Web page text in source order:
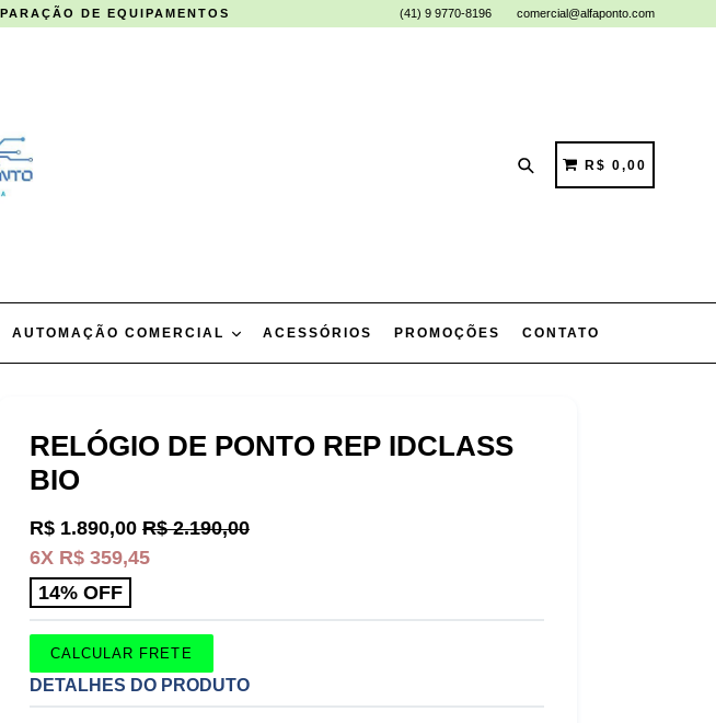
DE EQUIPAMENTOS (41) 9 9770-8196 comercial@alfaponto.com
PesquisarCARRINHO
CARRINHO
R$ 0,00
AUTOMAÇÃO COMERCIAL ACESSÓRIOS PROMOÇÕES CONTATO
RELÓGIO DE PONTO REP IDCLASS
BIO
Preço
normal
R$ 1.890,00 R$ 2.190,00
6X R$ 359,45
14% OFF
CALCULAR FRETE
DETALHES DO PRODUTO